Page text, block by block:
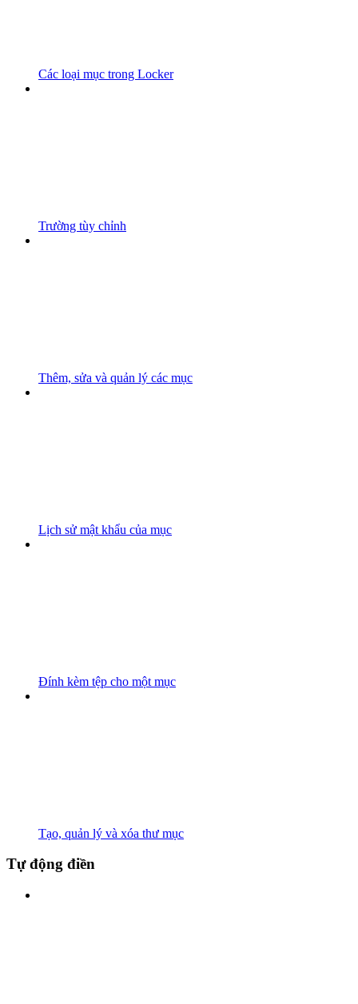
Các loại mục trong Locker
Trường tùy chỉnh
Thêm, sửa và quản lý các mục
Lịch sử mật khẩu của mục
Đính kèm tệp cho một mục
Tạo, quản lý và xóa thư mục
Tự động điền